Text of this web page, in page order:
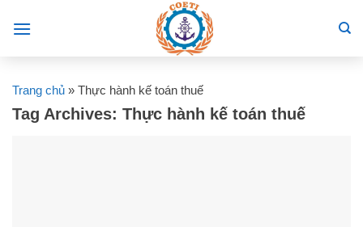
Trang chủ » Thực hành kế toán thuế
Tag Archives: Thực hành kế toán thuế